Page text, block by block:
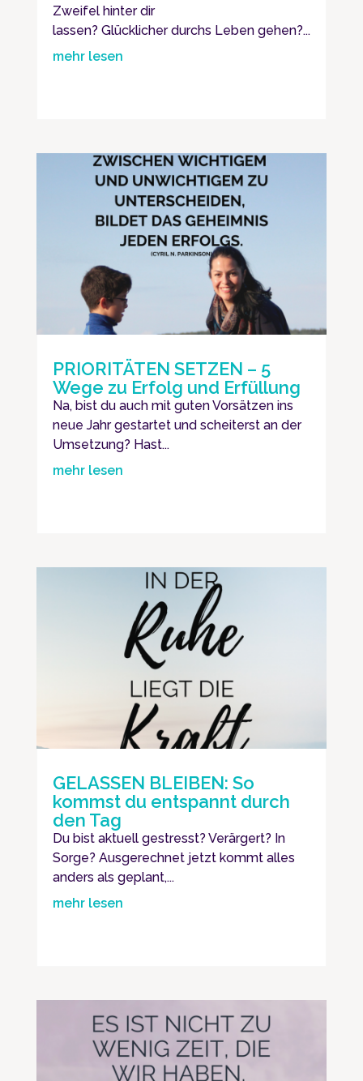
Zweifel hinter dir
lassen? Glücklicher durchs Leben gehen?...
mehr lesen
PRIORITÄTEN SETZEN – 5
Wege zu Erfolg und Erfüllung
Na, bist du auch mit guten Vorsätzen ins
neue Jahr gestartet und scheiterst an der
Umsetzung? Hast...
mehr lesen
GELASSEN BLEIBEN: So
kommst du entspannt durch
den Tag
Du bist aktuell gestresst? Verärgert? In
Sorge? Ausgerechnet jetzt kommt alles
anders als geplant,...
mehr lesen